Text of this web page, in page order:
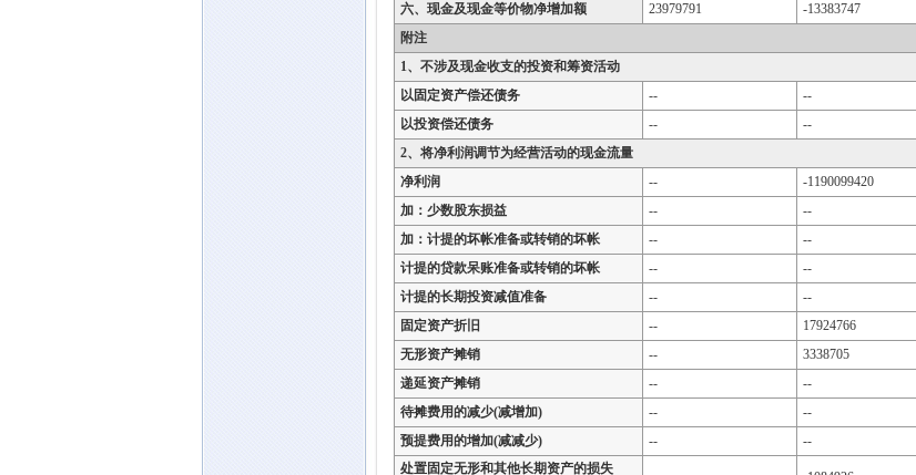
六、现金及现金等价物净增加额
23979791 -13383747
附注
1、不涉及现金收支的投资和筹资活动
以固定资产偿还债务
-- --
以投资偿还债务
-- --
2、将净利润调节为经营活动的现金流量
净利润
-- -1190099420
加：少数股东损益
-- --
加：计提的坏帐准备或转销的坏帐
-- --
计提的贷款呆账准备或转销的坏帐
-- --
计提的长期投资减值准备
-- --
固定资产折旧
-- 17924766
无形资产摊销
-- 3338705
递延资产摊销
-- --
待摊费用的减少(减增加)
-- --
预提费用的增加(减减少)
-- --
处置固定无形和其他长期资产的损失